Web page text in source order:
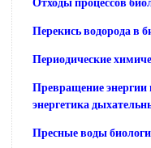
Перекись водорода в
Периодические
Превращение энергии
энергетика
Пресные воды